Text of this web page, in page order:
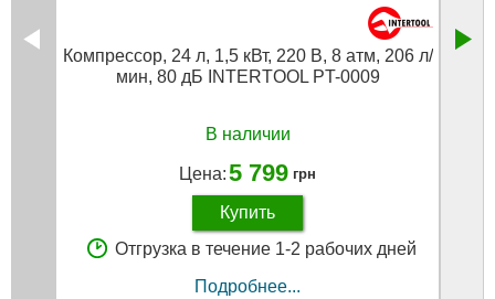
Компрессор, 24 л, 1,5 кВт, 220 В, 8 атм, 206 л/
мин, 80 дБ INTERTOOL PT-0009
В наличии
Цена:5 799 грн
Купить
Отгрузка в течение 1-2 рабочих дней
Подробнее...